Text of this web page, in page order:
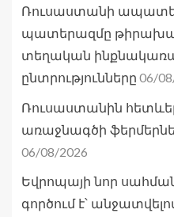
Ռուսաստանի
պատերազմը
տեղական
ընտրությունները 06/
Ռուսաստանին
առաջնագծի
06/08/2026
Եվրոպայի նոր
գործում է՝